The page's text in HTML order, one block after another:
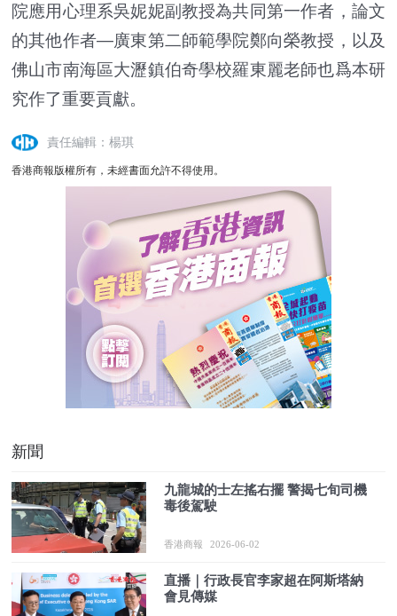
院應用心理系吳妮妮副教授為共同第一作者，論文
的其他作者—廣東第二師範學院鄭向榮教授，以及
佛山市南海區大瀝鎮伯奇學校羅東麗老師也爲本研
究作了重要貢獻。
責任編輯：楊琪
香港商報版權所有，未經書面允許不得使用。
新聞
九龍城的士左搖右擺 警揭七旬司機
毒後駕駛
香港商報 2026-06-02
直播｜行政長官李家超在阿斯塔納
會見傳媒